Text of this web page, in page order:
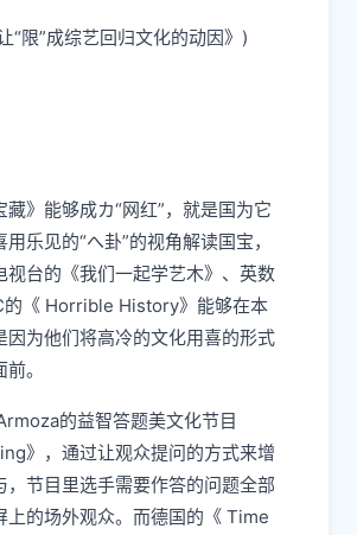
“限”成综艺回归文化的动因》)
藏》能够成カ“网红”，就是国为它
乐见的“へ卦”的视角解读国宝，
视台的《我们一起学艺木》、英数
的《 Horrible History》能够在本
因为他们将高冷的文化用喜的形式
。
的益智答题美文化节目
》，通过让观众提问的方式来增
，节目里选手需要作答的问题全部
上的场外观众。而德国的《 Time